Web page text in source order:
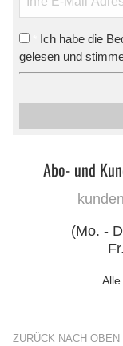
Ich habe die
gelesen und
Abo- und
(Mo. -
ZURÜCK NACH OBEN